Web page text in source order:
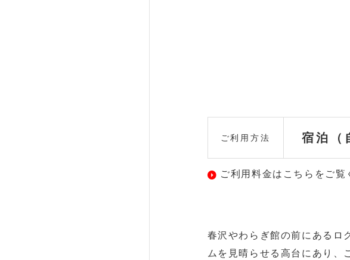
ご利用方法 宿泊（
ご利用料金はこちらをご覧
春沢やわらぎ館の前にあるロ
ムを見晴らせる高台にあり、